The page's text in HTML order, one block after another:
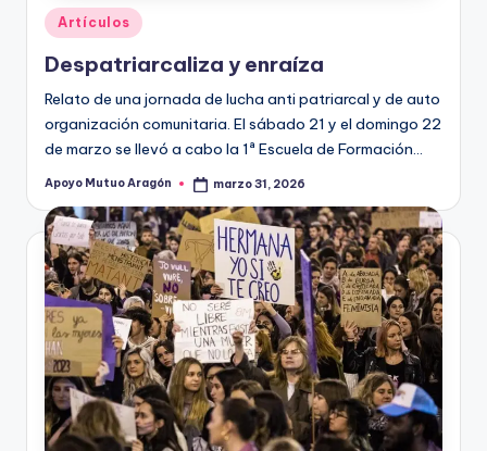
Publicado
en
Artículos
Despatriarcaliza y enraíza
Relato de una jornada de lucha anti patriarcal y de auto
organización comunitaria. El sábado 21 y el domingo 22
de marzo se llevó a cabo la 1ª Escuela de Formación…
Publicado
Apoyo Mutuo Aragón marzo 31, 2026